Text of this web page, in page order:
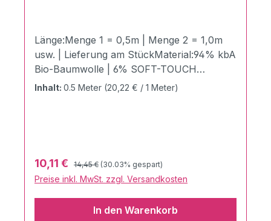
Länge:Menge 1 = 0,5m | Menge 2 = 1,0m
usw. | Lieferung am StückMaterial:94% kbA
Bio-Baumwolle | 6% SOFT-TOUCH
LUREXZertifizierung:GOTS zertifiziert |
Albstoffe. Hochwertigster 3 Farb Jacquard
Jersey aus 94% kbA Bio Baumwolle & 6%
Soft-Touch-Lurex Dieser weiche und sehr
angenehm zu tragende Hamburger Liebe
Inhalt: 0.5 Meter (20,22 € / 1 Meter)
Verkaufspreis:
10,11 € Regulärer Preis:
14,45 € (30.03% gespart)
Preise inkl. MwSt. zzgl. Versandkosten
In den Warenkorb